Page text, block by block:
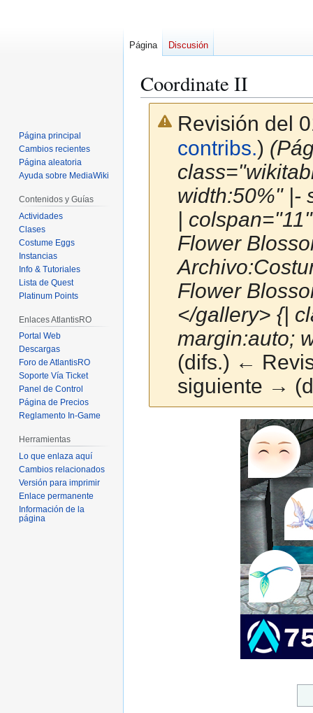
Coordinate II
Revisión del
contribs.)
width:50%" |-
|
Flower
Flower
</gallery> {|
margin:auto;
(difs.) ←
siguiente →
Página Discusión
Página principal
Cambios recientes
Página aleatoria
Ayuda sobre MediaWiki
Contenidos y Guías
Actividades
Clases
Costume Eggs
Instancias
Info & Tutoriales
Lista de Quest
Platinum Points
Enlaces AtlantisRO
Portal Web
Descargas
Foro de AtlantisRO
Soporte Vía Ticket
Panel de Control
Página de Precios
Reglamento In-Game
Herramientas
Lo que enlaza aquí
Cambios relacionados
Versión para imprimir
Enlace permanente
Información de la
página